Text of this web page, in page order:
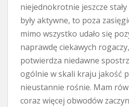
niejednokrotnie jeszcze
były aktywne, to poza
mimo wszystko udało się
naprawdę ciekawych
potwierdza niedawne
ogólnie w skali kraju jakość
nieustannie rośnie. Mam
coraz więcej obwodów